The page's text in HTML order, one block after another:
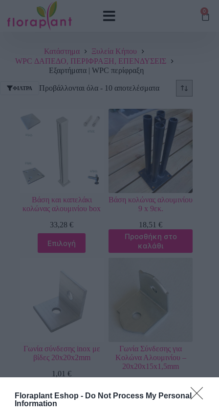
Floraplant Eshop - Do Not Process My Personal
Information
0
Κατάστημα
Ξυλεία Κήπου
WPC ΔΑΠΕΔΟ, ΠΕΡΙΦΡΑΞΗ, ΕΠΕΝΔΥΣΕΙΣ
Εξαρτήματα | WPC περίφραξη
ΦΊΛΤΡΑ Προβάλλονται όλα - 10 αποτελέσματα
Βάση και καπελάκι
κολώνας αλουμινίου box
33,28€
Επιλογή
Βάση κολώνας αλουμινίου
9 x 9εκ.
18,51€
Προσθήκη στο
καλάθι
Γωνία σύνδεσης inox με
βίδες 20x20x2mm
1,01€
Προσθήκη στο
καλάθι
Γωνία Σύνδεσης για
Κολώνα Αλουμινίου –
20x20x15x1,5mm
Προσθήκη στο